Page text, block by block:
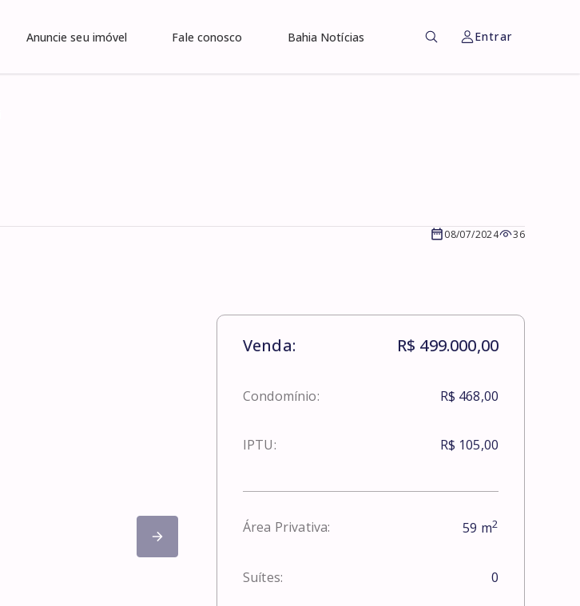
Anuncie seu imóvel Fale conosco Bahia Notícias Entrar
08/07/2024 36
Venda: R$ 499.000,00
Condomínio: R$ 468,00
IPTU: R$ 105,00
Área Privativa: 59 m2
Suítes: 0